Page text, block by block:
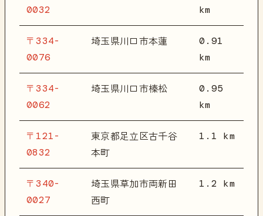
0032 km
〒334-
0076
埼玉県川口市本蓮
0.91
km
〒334-
0062
埼玉県川口市榛松
0.95
km
〒121-
0832
東京都足立区古千谷
本町
1.1 km
〒340-
0027
埼玉県草加市両新田
西町
1.2 km